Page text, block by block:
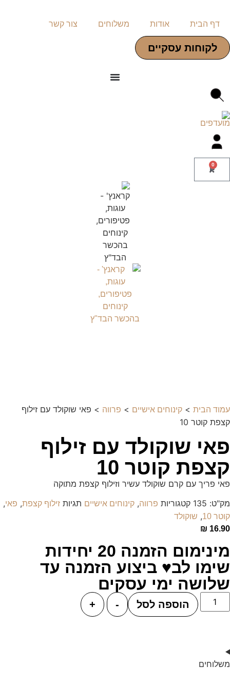
דף הבית אודות משלוחים צור קשר
לקוחות עסקיים
0
עמוד הבית > קינוחים אישיים > פרווה > פאי שוקולד עם זילוף
קצפת קוטר 10
פאי שוקולד עם זילוף
קצפת קוטר 10
פאי פריך עם קרם שוקולד עשיר וזילוף קצפת מתוקה
מק"ט: 135 קטגוריות פרווה, קינוחים אישיים תגיות זילוף קצפת, פאי,
קוטר 10 , שוקולד
₪ 16.90
מינימום הזמנה 20 יחידות
שימו לב♥ ביצוע הזמנה עד
שלושה ימי עסקים
-
+ הוספה לסל
משלוחים